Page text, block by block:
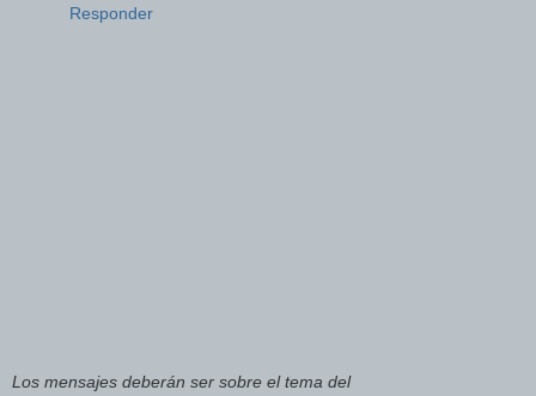
Responder
Los mensajes deberán ser sobre el tema del